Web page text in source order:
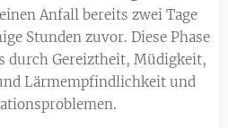
Anfall bereits zwei Tage
Stunden zuvor. Diese Phase
durch Gereiztheit, Müdigkeit,
Lärmempfindlichkeit und